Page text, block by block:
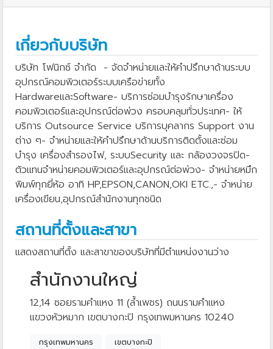
เกี่ยวกับบริษัท
บริษัท โฟนิกซ์ จำกัด - จัดจำหน่ายและให้คำปรึกษาด้านระบบ
อุปกรณ์คอมพิวเตอร์ระบบเครือข่ายทั้ง
HardwareและSoftware- บริการซ่อมบำรุงรักษาเครื่อง
คอมพิวเตอร์และอุปกรณ์ต่อพ่วง ครอบคลุมทั่วประเทศ- ให้
บริการ Outsource Service บริการบุคลากร Support งาน
ต่าง ๆ- จำหน่ายและให้คำปรึกษาด้านบริการติดตั้งและซ่อม
บำรุง เครื่องสำรองไฟ, ระบบSecurity และ กล้องวงจรปิด-
ตัวแทนจำหน่ายคอมพิวเตอร์และอุปกรณ์ต่อพ่วง- จำหน่ายหมึก
พิมพ์ทุกยี่ห้อ อาทิ HP,EPSON,CANON,OKI ETC.,- จำหน่าย
เครื่องเขียน,อุปกรณ์สำนักงานทุกชนิด
สถานที่ตั้งและสาขา
แสดงสถานที่ตั้ง และสาขาของบริษัทที่มีตำแหน่งงานว่าง
สำนักงานใหญ่
12,14 ซอยรามคำแหง 11 (ล้ำเพชร) ถนนรามคำแหง
แขวงหัวหมาก เขตบางกะปิ กรุงเทพมหานคร 10240
กรุงเทพมหานคร เขตบางกะปิ